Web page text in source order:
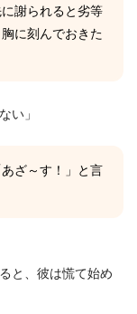
謝られると劣等
に刻んでおきた
い」
ざ～す！」と言
と、彼は慌て始め